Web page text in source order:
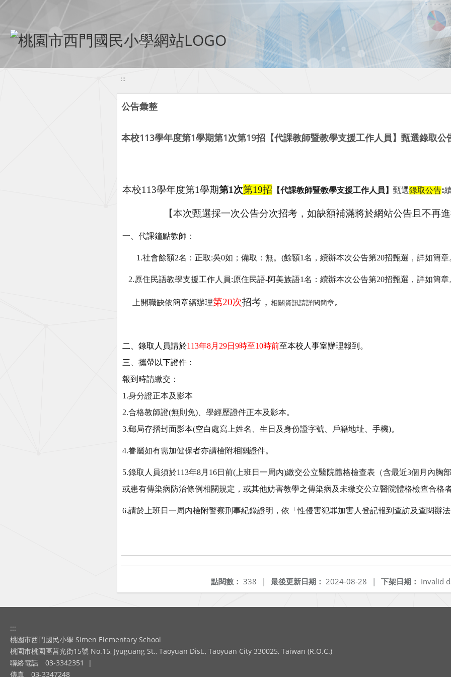
移至網頁之主要內容區位置
:::
公告彙整
本校113學年度第1學期第1次第19招【代課教師暨教學支援工作人員】甄選錄取公
本校113學年度第1學期第1次第19招 【代課教師暨教學支援工作人員】 甄選錄取公告:
【本次甄選採一次公告分次招考，如缺額補滿將於網站公告且不再
一、代課鐘點教師：
1.社會餘額2名：正取:吳0如；備取：無。(餘額1名，續辦本次公告第20招甄選，詳如簡章
2.原住民語教學支援工作人員:原住民語-阿美族語1名：續辦本次公告第20招甄選，詳如簡章
上開職缺依簡章續辦理第20次招考，相關資訊請詳閱簡章。
二、錄取人員請於113年8月 29日 9時至10時前至本校人事室辦理報到。
三、攜帶以下證件：
報到時請繳交：
1.身分證正本及影本
2.合格教師證(無則免)、學經歷證件正本及影本。
3.郵局存摺封面影本(空白處寫上姓名、生日及身份證字號、戶籍地址、手機)。
4.眷屬如有需加健保者亦請檢附相關證件。
5.錄取人員須於113年8月16日前(上班日一周內)繳交公立醫院體格檢查表（含最近3個月內胸
或患有傳染病防治條例相關規定，或其他妨害教學之傳染病及未繳交公立醫院體格檢查合格
6.請於上班日一周內檢附警察刑事紀錄證明，依「性侵害犯罪加害人登記報到查訪及查閱辦
下架日期： Invalid
最後更新日期： 2024-08-28 |
點閱數： 338 |
:::
桃園市西門國民小學 Simen Elementary School
桃園市桃園區莒光街15號 No.15, Jyuguang St., Taoyuan Dist., Taoyuan City 330025, Taiwan (R.O.C.)
聯絡電話
03-3342351
|
傳真
03-3347248